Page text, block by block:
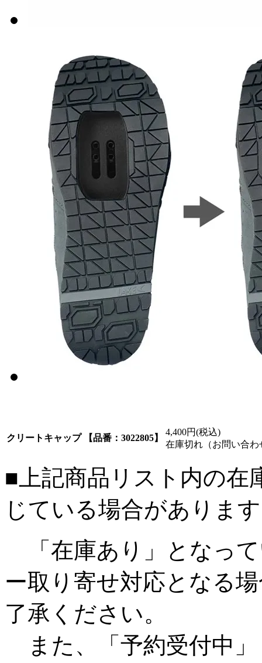
クリートキャップ 【品番：3022805】
4,400円(税込)
在庫切れ（お問い合わ
■上記商品リスト内の在
じている場合がありま
「在庫あり」となっ
ー取り寄せ対応となる
了承ください。
また、「予約受付中